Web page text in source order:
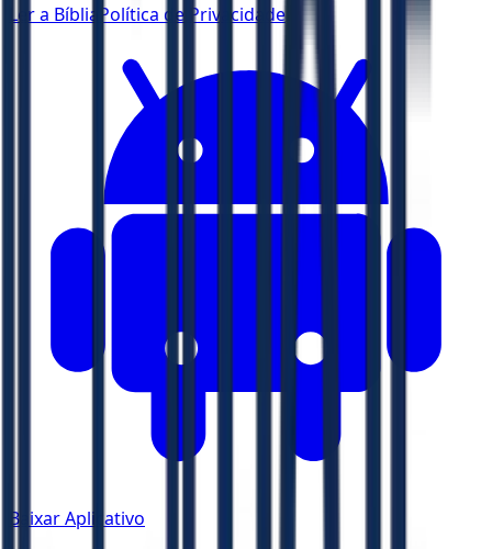
Ler a Bíblia Política de Privacidade
Baixar Aplicativo